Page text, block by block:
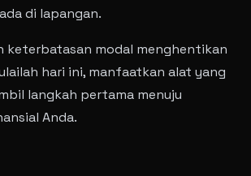
di lapangan.
keterbatasan modal menghentikan
hari ini, manfaatkan alat yang
langkah pertama menuju
Anda.